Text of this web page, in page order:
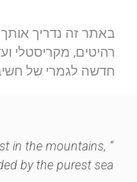
באתר זה נדריך אותך
רהיטים, מקריסטלי
חדשה לגמרי של
in the mountains,
by the purest sea.